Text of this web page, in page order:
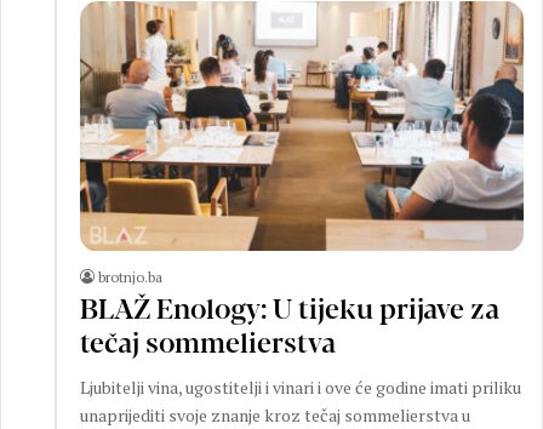
brotnjo.ba
BLAŽ Enology: U tijeku prijave za
tečaj sommelierstva
Ljubitelji vina, ugostitelji i vinari i ove će godine imati priliku
unaprijediti svoje znanje kroz tečaj sommelierstva u